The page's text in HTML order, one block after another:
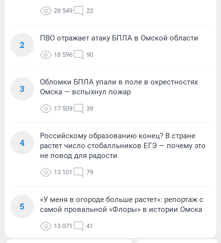
28 549 22
2
ПВО отражает атаку БПЛА в Омской области
18 596 90
3
Обломки БПЛА упали в поле в окрестностях
Омска — вспыхнул пожар
17 509 39
4
Российскому образованию конец? В стране
растет число стобалльников ЕГЭ — почему это
не повод для радости
13 101 79
5
«У меня в огороде больше растет»: репортаж с
самой провальной «Флоры» в истории Омска
13 071 41